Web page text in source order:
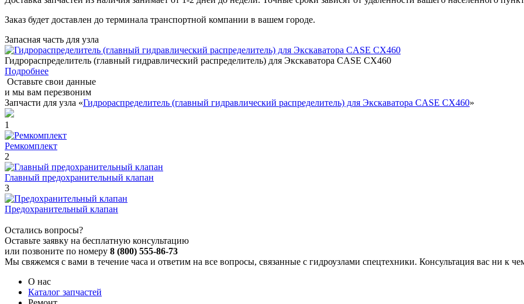
Заказ будет доставлен до терминала транспортной компании в вашем городе.
Запасная часть для узла
Гидрораспределитель (главный гидравлический распределитель) для Экскаватора CASE CX460
Подробнее
Оставьте свои данные
и мы вам перезвоним
Запчасти для узла «Гидрораспределитель (главный гидравлический распределитель) для Экскаватора CASE CX460»
1
Ремкомплект
2
Главный предохранительный клапан
3
Предохранительный клапан
Остались вопросы?
Оставьте заявку на бесплатную консультацию
или позвоните по номеру 8 (800) 555-86-73
Мы свяжемся с вами в течение часа и ответим на все вопросы, связанные с гидроузлами спецтехники. Консультация вас ни к
О нас
Каталог запчастей